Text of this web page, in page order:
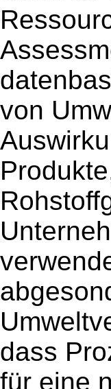
von
dass
für eine